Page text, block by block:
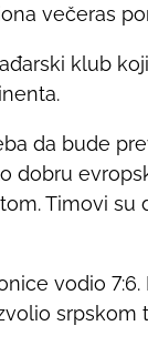
večeras
klub
da bude
dobru
Timovi
vodio
srpskom